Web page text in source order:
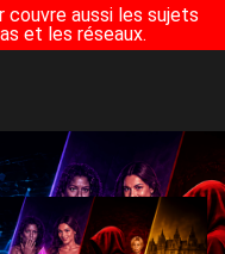
couvre aussi les sujets
et les réseaux.